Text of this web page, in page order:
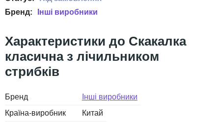
Інші виробники
Скакалка
класична з лічильником
стрибків
Бренд
Інші виробники
Країна-виробник
Китай